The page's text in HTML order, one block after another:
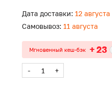
Дата доставки: 12 августа
Самовывоз: 11 августа
Мгновенный кеш-бэк + 23
- +